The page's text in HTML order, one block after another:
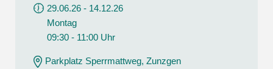
29.06.26 - 14.12.26
Montag
09:30 - 11:00 Uhr
Parkplatz Sperrmattweg, Zunzgen